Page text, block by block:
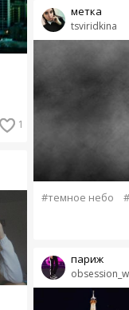
1
tsviridkina
метка
#темное небо
париж